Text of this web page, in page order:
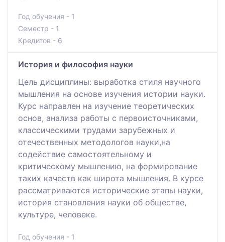
Год обучения - 1
Семестр - 1
Кредитов - 6
История и философия науки
Цель дисциплины: выработка стиля научного
мышления на основе изучения истории науки.
Курс направлен на изучение теоретических
основ, анализа работы c первоисточниками,
классическими трудами зарубежных и
отечественных методологов науки,на
содействие самостоятельному и
критическому мышлению, на формирование
таких качеств как широта мышления. В курсе
рассматриваются исторические этапы науки,
история становления науки об обществе,
культуре, человеке.
Год обучения - 1